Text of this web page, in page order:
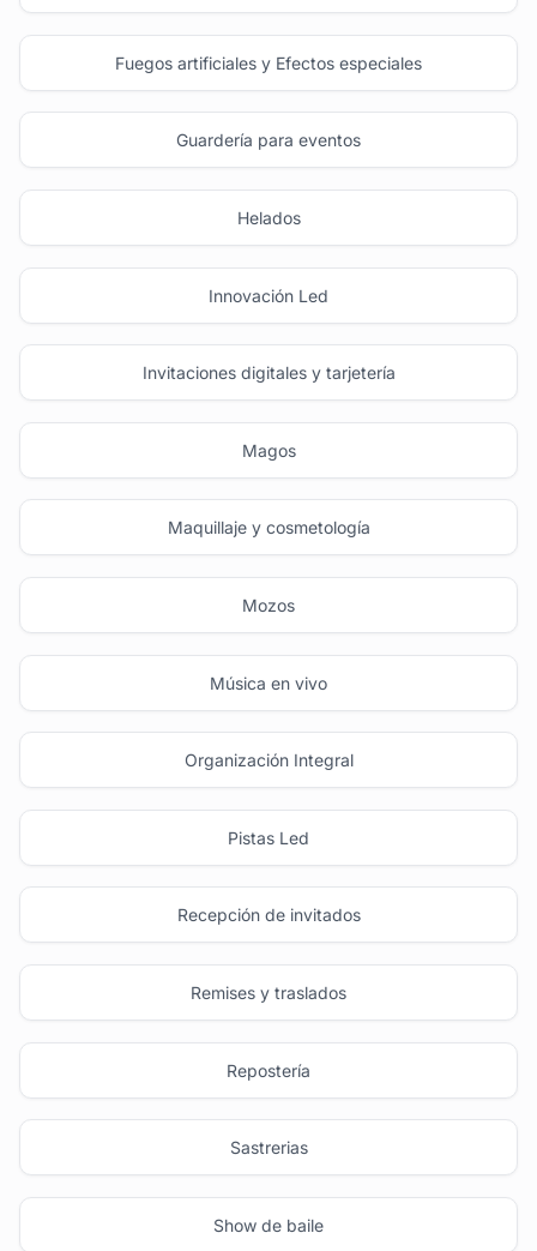
Fuegos artificiales y Efectos especiales
Guardería para eventos
Helados
Innovación Led
Invitaciones digitales y tarjetería
Magos
Maquillaje y cosmetología
Mozos
Música en vivo
Organización Integral
Pistas Led
Recepción de invitados
Remises y traslados
Repostería
Sastrerias
Show de baile